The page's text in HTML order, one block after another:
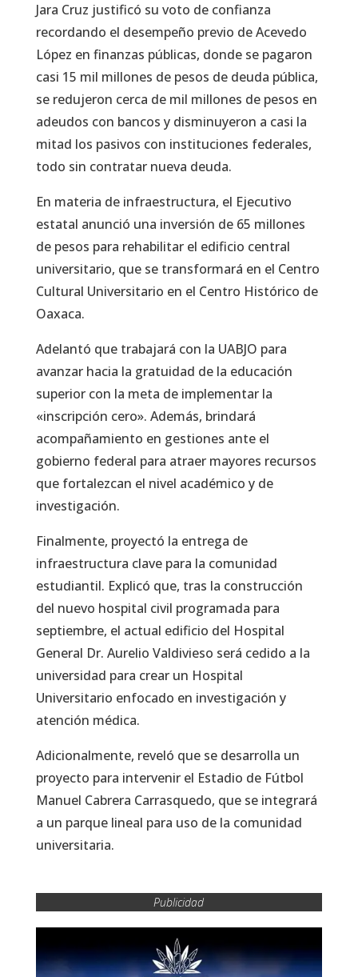
Jara Cruz justificó su voto de confianza
recordando el desempeño previo de Acevedo
López en finanzas públicas, donde se pagaron
casi 15 mil millones de pesos de deuda pública,
se redujeron cerca de mil millones de pesos en
adeudos con bancos y disminuyeron a casi la
mitad los pasivos con instituciones federales,
todo sin contratar nueva deuda.
En materia de infraestructura, el Ejecutivo
estatal anunció una inversión de 65 millones
de pesos para rehabilitar el edificio central
universitario, que se transformará en el Centro
Cultural Universitario en el Centro Histórico de
Oaxaca.
Adelantó que trabajará con la UABJO para
avanzar hacia la gratuidad de la educación
superior con la meta de implementar la
«inscripción cero». Además, brindará
acompañamiento en gestiones ante el
gobierno federal para atraer mayores recursos
que fortalezcan el nivel académico y de
investigación.
Finalmente, proyectó la entrega de
infraestructura clave para la comunidad
estudiantil. Explicó que, tras la construcción
del nuevo hospital civil programada para
septiembre, el actual edificio del Hospital
General Dr. Aurelio Valdivieso será cedido a la
universidad para crear un Hospital
Universitario enfocado en investigación y
atención médica.
Adicionalmente, reveló que se desarrolla un
proyecto para intervenir el Estadio de Fútbol
Manuel Cabrera Carrasquedo, que se integrará
a un parque lineal para uso de la comunidad
universitaria.
Publicidad